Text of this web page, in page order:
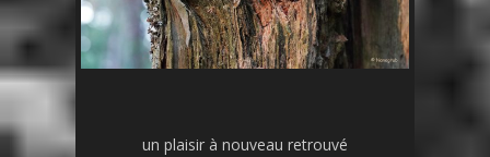
un plaisir à nouveau retrouvé